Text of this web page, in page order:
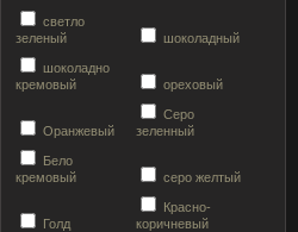
светло
зеленый
шоколадный
шоколадно
кремовый
ореховый
Оранжевый
Серо
зеленный
Бело
кремовый
серо желтый
Голд
Красно-
коричневый